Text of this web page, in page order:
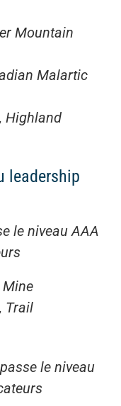
Mountain
Malartic
Highland
leadership
le niveau AAA
Mine
Trail
le niveau